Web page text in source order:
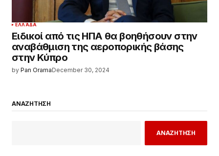
ΕΛΛΆΔΑ
Ειδικοί από τις ΗΠΑ θα βοηθήσουν στην
αναβάθμιση της αεροπορικής βάσης
στην Κύπρο
by Pan OramaDecember 30, 2024
ΑΝΑΖΗΤΗΣΗ
ΑΝΑΖΗΤΗΣΗ